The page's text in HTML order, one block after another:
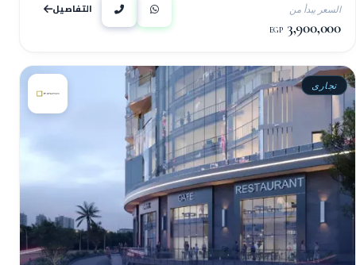
السعر يبدأ من
3,900,000
EGP
التفاصيل
تجارى